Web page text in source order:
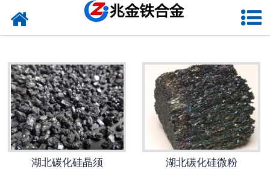
网站首页
湖北硅钙
湖北金属硅
湖北碳化硅
湖北铬铁
湖北碳化硅晶须 湖北碳化硅微粉